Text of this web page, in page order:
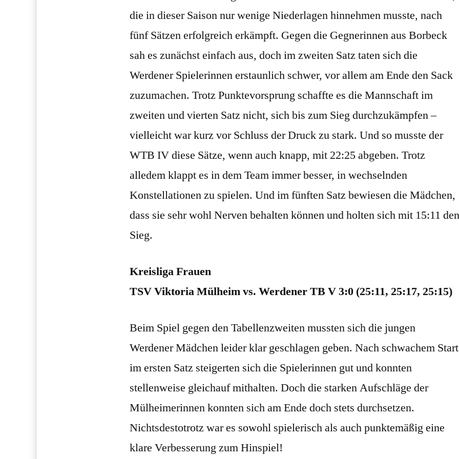
die in dieser Saison nur wenige Niederlagen hinnehmen musste, nach
fünf Sätzen erfolgreich erkämpft. Gegen die Gegnerinnen aus Borbeck
sah es zunächst einfach aus, doch im zweiten Satz taten sich die
Werdener Spielerinnen erstaunlich schwer, vor allem am Ende den Sack
zuzumachen. Trotz Punktevorsprung schaffte es die Mannschaft im
zweiten und vierten Satz nicht, sich bis zum Sieg durchzukämpfen –
vielleicht war kurz vor Schluss der Druck zu stark. Und so musste der
WTB IV diese Sätze, wenn auch knapp, mit 22:25 abgeben. Trotz
alledem klappt es in dem Team immer besser, in wechselnden
Konstellationen zu spielen. Und im fünften Satz bewiesen die Mädchen,
dass sie sehr wohl Nerven behalten können und holten sich mit 15:11 den
Sieg.
Kreisliga Frauen
TSV Viktoria Mülheim vs. Werdener TB V 3:0 (25:11, 25:17, 25:15)
Beim Spiel gegen den Tabellenzweiten mussten sich die jungen
Werdener Mädchen leider klar geschlagen geben. Nach schwachem Start
im ersten Satz steigerten sich die Spielerinnen gut und konnten
stellenweise gleichauf mithalten. Doch die starken Aufschläge der
Mülheimerinnen konnten sich am Ende doch stets durchsetzen.
Nichtsdestotrotz war es sowohl spielerisch als auch punktemäßig eine
klare Verbesserung zum Hinspiel!